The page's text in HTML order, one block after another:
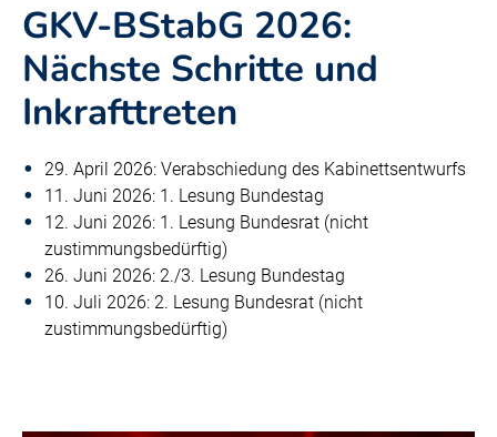
GKV-BStabG 2026:
Nächste Schritte und
Inkrafttreten
29. April 2026: Verabschiedung des Kabinettsentwurfs
11. Juni 2026: 1. Lesung Bundestag
12. Juni 2026: 1. Lesung Bundesrat (nicht
zustimmungsbedürftig)
26. Juni 2026: 2./3. Lesung Bundestag
10. Juli 2026: 2. Lesung Bundesrat (nicht
zustimmungsbedürftig)